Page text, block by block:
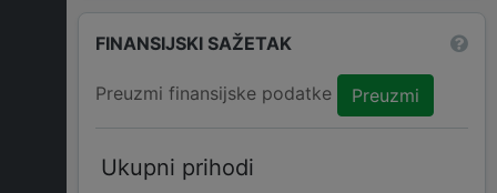
FINANSIJSKI SAŽETAK
Preuzmi finansijske podatke Preuzmi
Ukupni prihodi